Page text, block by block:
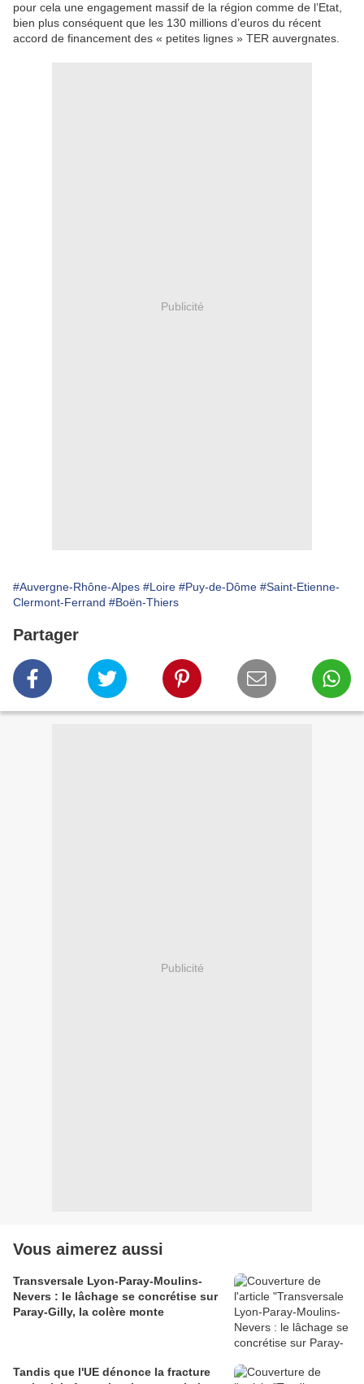
pour cela une engagement massif de la région comme de l’Etat,
bien plus conséquent que les 130 millions d’euros du récent
accord de financement des « petites lignes » TER auvergnates.
Publicité
#Auvergne-Rhône-Alpes #Loire #Puy-de-Dôme #Saint-Etienne-
Clermont-Ferrand #Boën-Thiers
Partager
Publicité
Vous aimerez aussi
Transversale Lyon-Paray-Moulins-
Nevers : le lâchage se concrétise sur
Paray-Gilly, la colère monte
Tandis que l'UE dénonce la fracture